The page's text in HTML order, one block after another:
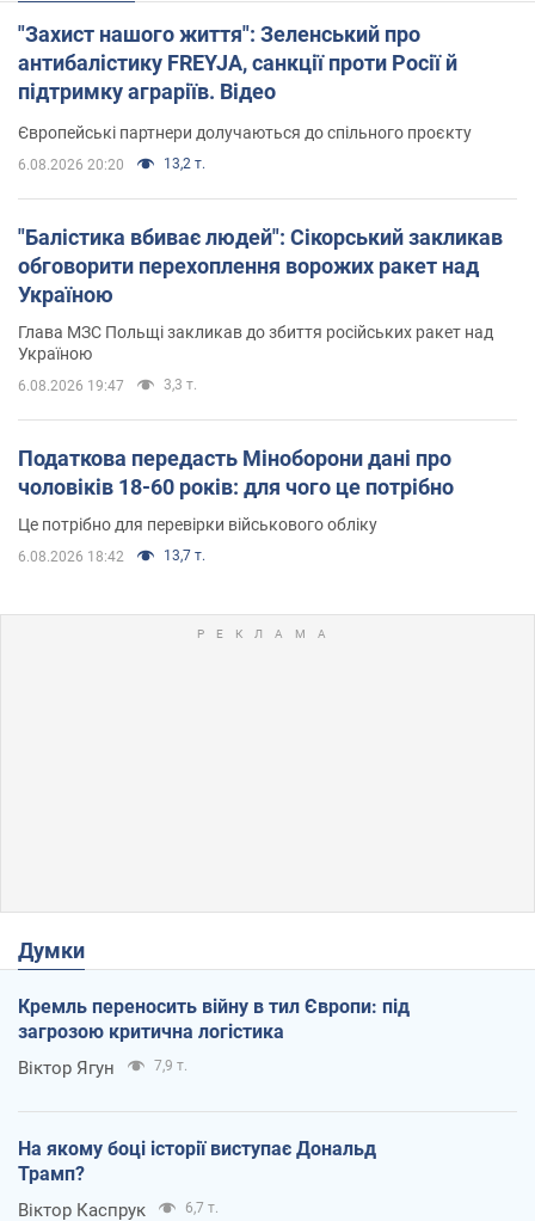
"Захист нашого життя": Зеленський про
антибалістику FREYJA, санкції проти Росії й
підтримку аграріїв. Відео
Європейські партнери долучаються до спільного проєкту
6.08.2026 20:20 13,2 т.
"Балістика вбиває людей": Сікорський закликав
обговорити перехоплення ворожих ракет над
Україною
Глава МЗС Польщі закликав до збиття російських ракет над
Україною
6.08.2026 19:47 3,3 т.
Податкова передасть Міноборони дані про
чоловіків 18-60 років: для чого це потрібно
Це потрібно для перевірки військового обліку
6.08.2026 18:42 13,7 т.
Думки
Кремль переносить війну в тил Європи: під
загрозою критична логістика
Віктор Ягун 7,9 т.
На якому боці історії виступає Дональд
Трамп?
Віктор Каспрук 6,7 т.